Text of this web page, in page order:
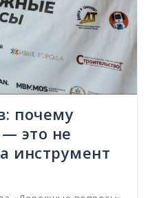
почему
это не
инструмент